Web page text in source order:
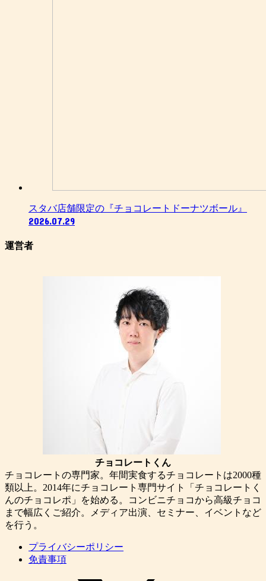
スタバ店舗限定の『チョコレートドーナツボール』
2026.07.29
運営者
チョコレートくん
チョコレートの専門家。年間実食するチョコレートは2000種
類以上。2014年にチョコレート専門サイト「チョコレートく
んのチョコレポ」を始める。コンビニチョコから高級チョコ
まで幅広くご紹介。メディア出演、セミナー、イベントなど
を行う。
プライバシーポリシー
免責事項